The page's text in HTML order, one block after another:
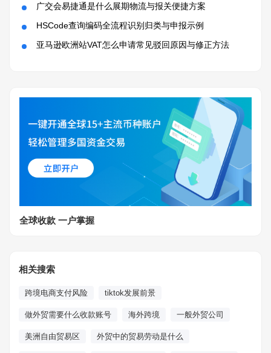
广交会易捷通是什么展期物流与报关便捷方案
HSCode查询编码全流程识别归类与申报示例
亚马逊欧洲站VAT怎么申请常见驳回原因与修正方法
全球收款 一户掌握
相关搜索
跨境电商支付风险 tiktok发展前景
做外贸需要什么收款账号 海外跨境 一般外贸公司
美洲自由贸易区 外贸中的贸易劳动是什么